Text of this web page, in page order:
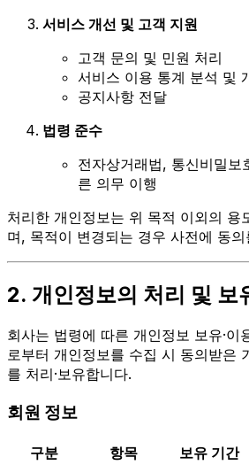
서비스 개선 및 고객 지원
고객 문의 및 민원 처리
서비스 이용 통계 분석 및
공지사항 전달
법령 준수
전자상거래법, 통신비밀
른 의무 이행
처리한 개인정보는 위 목적 이외의 용
며, 목적이 변경되는 경우 사전에 동의
2. 개인정보의 처리 및 보
회사는 법령에 따른 개인정보 보유·이
로부터 개인정보를 수집 시 동의받은
를 처리·보유합니다.
회원 정보
구분 항목 보유 기간